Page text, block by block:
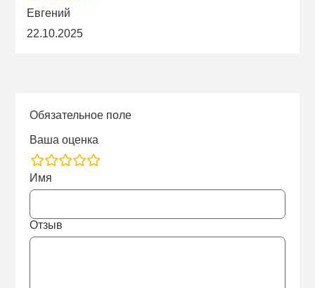
Евгений
22.10.2025
Обязательное поле
Ваша оценка
rating
fields
Имя
Отзыв